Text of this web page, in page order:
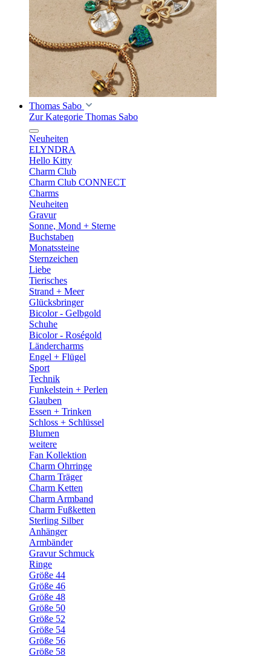
Thomas Sabo
Zur Kategorie Thomas Sabo
Neuheiten
ELYNDRA
Hello Kitty
Charm Club
Charm Club CONNECT
Charms
Neuheiten
Gravur
Sonne, Mond + Sterne
Buchstaben
Monatssteine
Sternzeichen
Liebe
Tierisches
Strand + Meer
Glücksbringer
Bicolor - Gelbgold
Schuhe
Bicolor - Roségold
Ländercharms
Engel + Flügel
Sport
Technik
Funkelstein + Perlen
Glauben
Essen + Trinken
Schloss + Schlüssel
Blumen
weitere
Fan Kollektion
Charm Ohrringe
Charm Träger
Charm Ketten
Charm Armband
Charm Fußketten
Sterling Silber
Anhänger
Armbänder
Gravur Schmuck
Ringe
Größe 44
Größe 46
Größe 48
Größe 50
Größe 52
Größe 54
Größe 56
Größe 58